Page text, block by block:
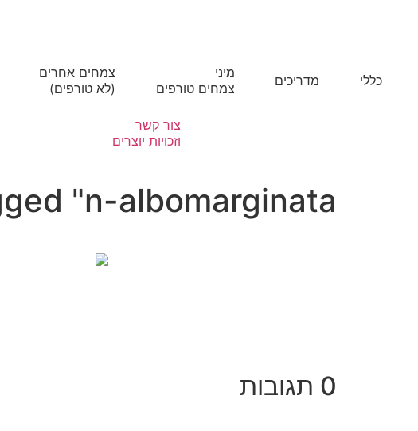
כללי מדריכים
מיני
צמחים טורפים
צמחים אחרים
(לא טורפים)
צור קשר
וזכויות יוצרים
"n-albomarginata"
0 תגובות